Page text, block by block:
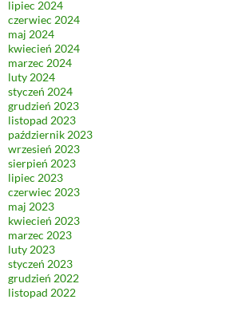
lipiec 2024
czerwiec 2024
maj 2024
kwiecień 2024
marzec 2024
luty 2024
styczeń 2024
grudzień 2023
listopad 2023
październik 2023
wrzesień 2023
sierpień 2023
lipiec 2023
czerwiec 2023
maj 2023
kwiecień 2023
marzec 2023
luty 2023
styczeń 2023
grudzień 2022
listopad 2022